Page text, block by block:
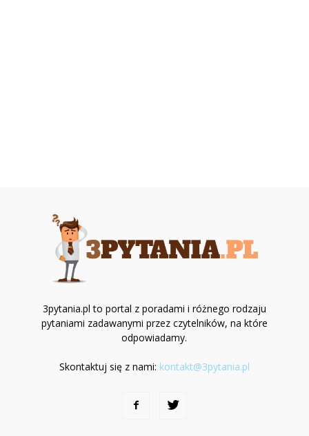
3pytania.pl to portal z poradami i różnego rodzaju
pytaniami zadawanymi przez czytelników, na które
odpowiadamy.
Skontaktuj się z nami: kontakt@3pytania.pl